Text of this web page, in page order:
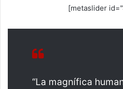
[metaslider
“La magnífica